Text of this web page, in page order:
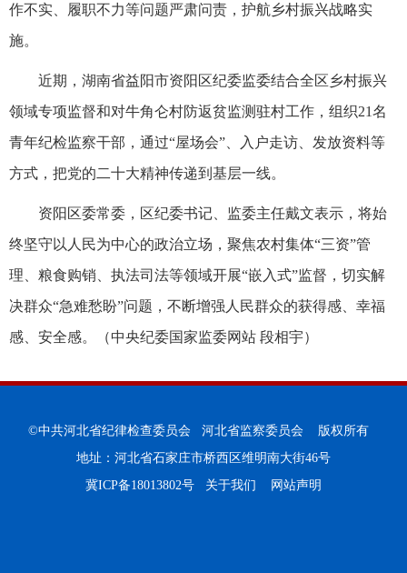
作不实、履职不力等问题严肃问责，护航乡村振兴战略实
施。
近期，湖南省益阳市资阳区纪委监委结合全区乡村振兴
领域专项监督和对牛角仑村防返贫监测驻村工作，组织21名
青年纪检监察干部，通过“屋场会”、入户走访、发放资料等
方式，把党的二十大精神传递到基层一线。
资阳区委常委，区纪委书记、监委主任戴文表示，将始
终坚守以人民为中心的政治立场，聚焦农村集体“三资”管
理、粮食购销、执法司法等领域开展“嵌入式”监督，切实解
决群众“急难愁盼”问题，不断增强人民群众的获得感、幸福
感、安全感。（中央纪委国家监委网站 段相宇）
©中共河北省纪律检查委员会 河北省监察委员会 版权所有
地址：河北省石家庄市桥西区维明南大街46号
冀ICP备18013802号
关于我们 网站声明